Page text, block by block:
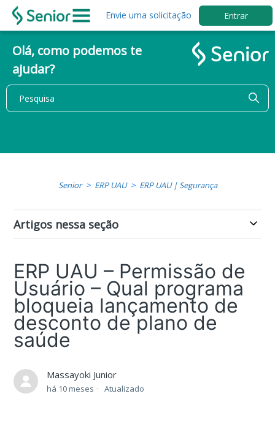
Envie uma solicitação Entrar
Olá, como podemos te
ajudar?
Senior ERP UAU ERP UAU | Segurança
Artigos nessa seção
ERP UAU – Permissão de
Usuário – Qual programa
bloqueia lançamento de
desconto de plano de
saúde
Massayoki Junior
há 10 meses Atualizado